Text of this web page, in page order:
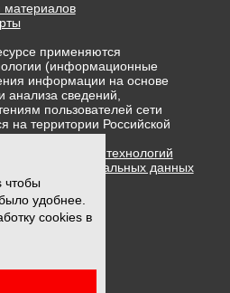
материалов
применяются
(информационные
информации на основе
анализа сведений,
пользователей сети
на территории Российской
технологий
персональных данных
cookie
чтобы
удобнее.
cookies в